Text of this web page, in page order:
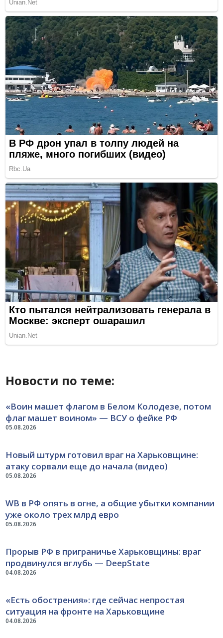
Новости по теме:
05.08.2026
«Воин машет флагом в Белом Колодезе, потом
флаг машет воином» — ВСУ о фейке РФ
05.08.2026
Новый штурм готовил враг на Харьковщине:
атаку сорвали еще до начала (видео)
05.08.2026
WB в РФ опять в огне, а общие убытки компании
уже около трех млрд евро
04.08.2026
Прорыв РФ в приграничье Харьковщины: враг
продвинулся вглубь — DeepState
04.08.2026
«Есть обострения»: где сейчас непростая
ситуация на фронте на Харьковщине